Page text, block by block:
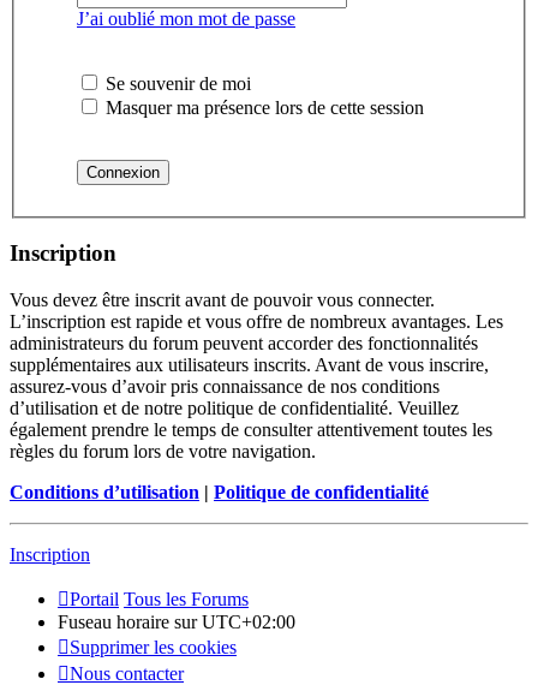
J’ai oublié mon mot de passe
Se souvenir de moi
Masquer ma présence lors de cette session
Inscription
Vous devez être inscrit avant de pouvoir vous connecter.
L’inscription est rapide et vous offre de nombreux avantages. Les
administrateurs du forum peuvent accorder des fonctionnalités
supplémentaires aux utilisateurs inscrits. Avant de vous inscrire,
assurez-vous d’avoir pris connaissance de nos conditions
d’utilisation et de notre politique de confidentialité. Veuillez
également prendre le temps de consulter attentivement toutes les
règles du forum lors de votre navigation.
Conditions d’utilisation | Politique de confidentialité
Inscription
Portail Tous les Forums
Fuseau horaire surUTC+02:00
Supprimer les cookies
Nous contacter